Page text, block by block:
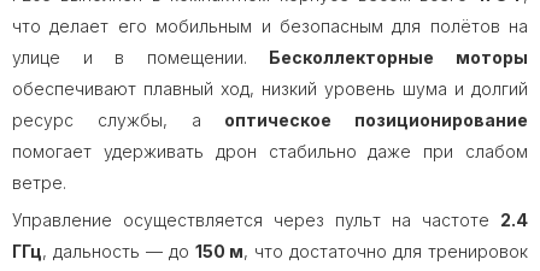
что делает его мобильным и безопасным для полётов на
улице и в помещении. Бесколлекторные моторы
обеспечивают плавный ход, низкий уровень шума и долгий
ресурс службы, а оптическое позиционирование
помогает удерживать дрон стабильно даже при слабом
ветре.
Управление осуществляется через пульт на частоте 2.4
ГГц, дальность — до 150 м, что достаточно для тренировок